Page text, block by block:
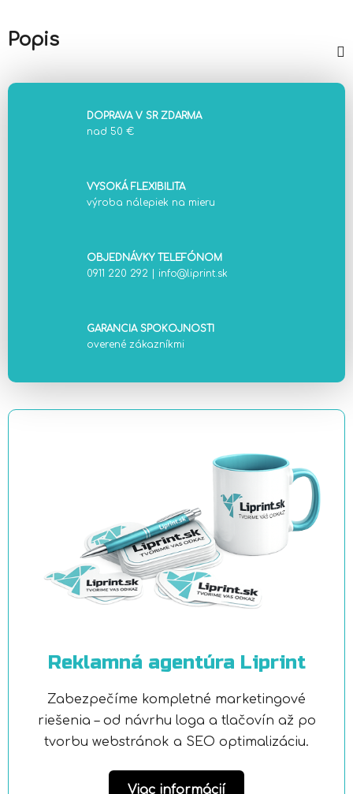
Popis
DOPRAVA V SR ZDARMA
nad 50 €
VYSOKÁ FLEXIBILITA
výroba nálepiek na mieru
OBJEDNÁVKY TELEFÓNOM
0911 220 292
info@liprint.sk
GARANCIA SPOKOJNOSTI
overené zákazníkmi
Reklamná agentúra Liprint
Zabezpečíme kompletné marketingové
riešenia – od návrhu loga a tlačovín až po
tvorbu webstránok a SEO optimalizáciu.
Viac informácií